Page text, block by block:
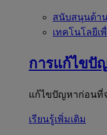
สนับสนุนด้า
เทคโนโลยีเ
การแก้ไขปั
แก้ไขปัญหาก่อนที่
เรียนรู้เพิ่มเติม